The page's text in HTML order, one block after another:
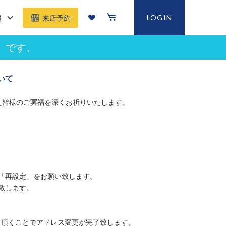
来店予約 LOGIN
す。
て
様のご冥福を深くお祈りいたします。
設定」をお願い致します。
ます。
ことでアドレス変更が完了致します。